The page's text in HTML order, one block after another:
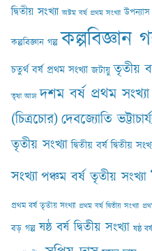
দ্বিতীয় সংখ্যা অষ্টম বর্ষ প্রথম সংখ্যা উপন্যাস
কল্পবিজ্ঞান গল্প কল্পবিজ্ঞান
চতুর্থ বর্ষ প্রথম সংখ্যা জটায়ু তৃতীয়
তৃষা আঢ‍্য দশম বর্ষ প্রথম সংখ্যা
(চিত্রচোর)দেবজ্যোতি
তৃতীয় সংখ্যা দ্বিতীয় বর্ষ দ্বিতীয়
সংখ্যাপঞ্চম বর্ষ তৃতীয় সংখ্যা
প্রথম বর্ষ তৃতীয় সংখ্যা প্রথম বর্ষ দ্বিতীয় সংখ্যা
বড় গল্প ষষ্ঠ বর্ষ দ্বিতীয় সংখ্যা ষষ্ঠ